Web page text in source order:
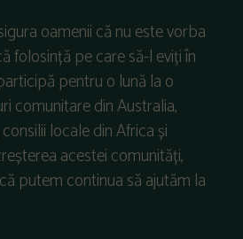
oamenii că nu este vorba
folosință pe care să-l eviți în
pentru o lună la o
comunitare din Australia,
locale din Africa și
acestei comunități,
putem continua să ajutăm la